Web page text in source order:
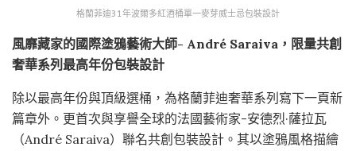
格蘭菲迪31年波爾多紅酒桶單一麥芽威士忌包裝設計
風靡藏家的國際塗鴉藝術大師- André Saraiva ，限量共創
奢華系列最高年份包裝設計
除以最高年份與頂級選桶，為格蘭菲迪奢華系列寫下一頁新
篇章外。更首次與享譽全球的法國藝術家-安德烈·薩拉瓦
（André Saraiva）聯名共創包裝設計。其以塗鴉風格描繪